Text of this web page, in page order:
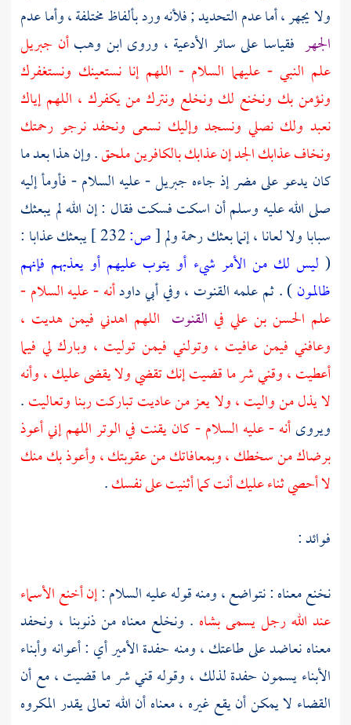
ولا يجهر ، أما عدم التحديد ; فلأنه ورد بألفاظ مختلفة ، وأما عدم
الجهر فقياسا على سائر الأدعية ، وروى ابن وهبأن جبريل
علم النبي - عليهما السلام - اللهم إنا نستعينك ونستغفرك
ونؤمن بك ونخنع لك ونخلع ونترك من يكفرك ، اللهم إياك
نعبد ولك نصلي ونسجد وإليك نسعى ونحفد نرجو رحمتك
ونخاف عذابك الجد إن عذابك بالكافرين ملحق. وإن هذا بعد ما
كان يدعو علىمضرإذ جاءه جبريل- عليه السلام - فأومأ إليه
صلى الله عليه وسلم أن اسكت فسكت فقال : إن الله لم يبعثك
سبابا ولا لعانا ، إنما بعثك رحمة ولم[ص:
يبعثك عذابا :
( ليس لك من الأمر شيء أو يتوب عليهم أو يعذبهم فإنهم
ظالمون) . ثم علمه القنوت ، وفيأبي داودأنه - عليه السلام -
علم الحسن بن علي في القنوت اللهم اهدني فيمن هديت ،
وعافني فيمن عافيت ، وتولني فيمن توليت ، وبارك لي فيما
أعطيت ، وقني شر ما قضيت إنك تقضي ولا يقضى عليك ، وأنه
لا يذل من واليت ، ولا يعز من عاديت تباركت ربنا وتعاليت.
ويروىأنه - عليه السلام - كان يقنت في الوتر اللهم إني أعوذ
برضاك من سخطك ، وبمعافاتك من عقوبتك ، وأعوذ بك منك
لا أحصي ثناء عليك أنت كما أثنيت على نفسك.
فوائد :
نخنع معناه : نتواضع ، ومنه قوله عليه السلام :إن أخنع الأسماء
عند الله رجل يسمى بشاه . ونخلع معناه من ذنوبنا ، ونحفد
معناه نعاضد على طاعتك ، ومنه حفدة الأمير أي : أعوانه وأبناء
الأبناء يسمون حفدة لذلك ، وقوله قني شر ما قضيت ، مع أن
القضاء لا يمكن أن يقع غيره ، معناه أن الله تعالى يقدر المكروه